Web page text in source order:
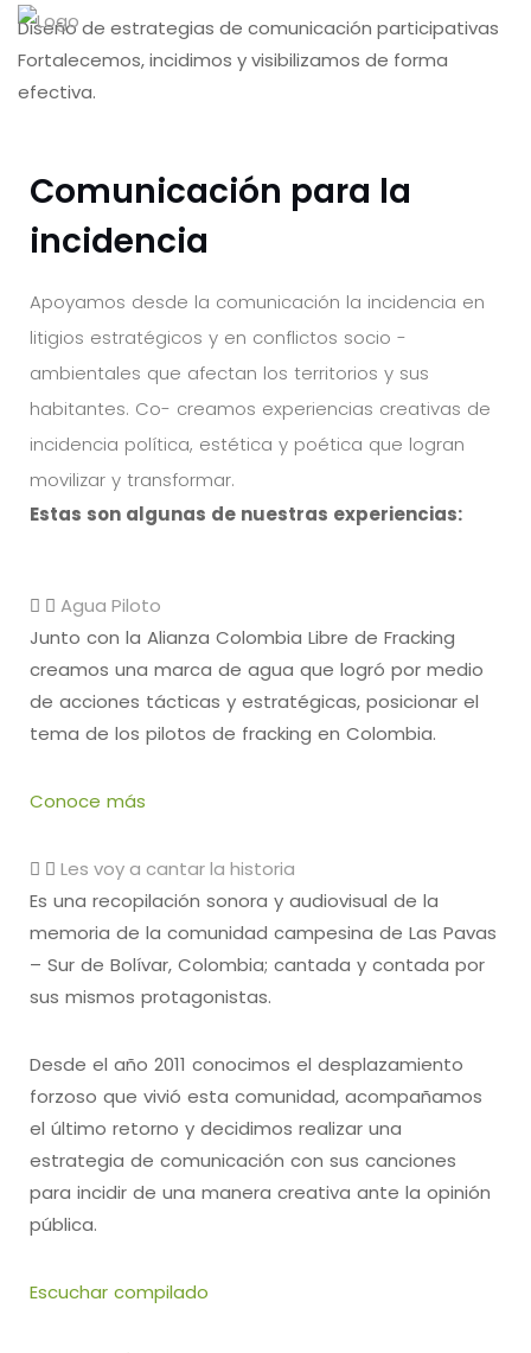
Diseño de estrategias de comunicación participativas
Fortalecemos, incidimos y visibilizamos de forma
efectiva.
Comunicación para la
incidencia
Apoyamos desde la comunicación la incidencia en
litigios estratégicos y en conflictos socio -
ambientales que afectan los territorios y sus
habitantes. Co- creamos experiencias creativas de
incidencia política, estética y poética que logran
movilizar y transformar.
Estas son algunas de nuestras experiencias:
Agua Piloto
Junto con la Alianza Colombia Libre de Fracking
creamos una marca de agua que logró por medio
de acciones tácticas y estratégicas, posicionar el
tema de los pilotos de fracking en Colombia.
Conoce más
Les voy a cantar la historia
Es una recopilación sonora y audiovisual de la
memoria de la comunidad campesina de Las Pavas
– Sur de Bolívar, Colombia; cantada y contada por
sus mismos protagonistas.
Desde el año 2011 conocimos el desplazamiento
forzoso que vivió esta comunidad, acompañamos
el último retorno y decidimos realizar una
estrategia de comunicación con sus canciones
para incidir de una manera creativa ante la opinión
pública.
Escuchar compilado